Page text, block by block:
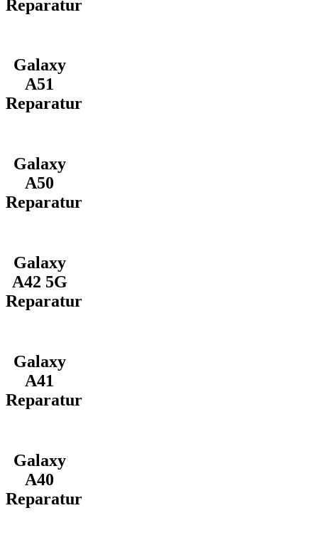
Reparatur
Galaxy
A51
Reparatur
Galaxy
A50
Reparatur
Galaxy
A42 5G
Reparatur
Galaxy
A41
Reparatur
Galaxy
A40
Reparatur